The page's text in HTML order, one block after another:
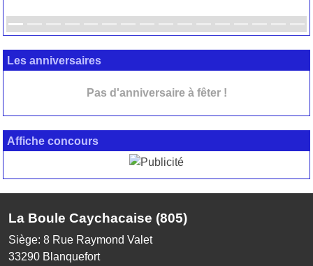
Les anniversaires
Pas d'anniversaire à fêter !
Affiche concours
La Boule Caychacaise (805)
Siège: 8 Rue Raymond Valet
33290 Blanquefort